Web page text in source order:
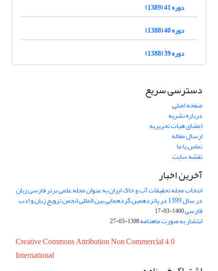
دوره 41 (1389)
دوره 40 (1388)
دوره 39 (1388)
دسترسی سریع
صفحه اصلی
درباره نشریه
اعضای هیات تحریریه
ارسال مقاله
تماس با ما
نقشه سایت
آخرین اخبار
انتخاب مجله تحقیقات آب و خاک ایران به عنوان مجله علمی برتر فارسی زبان
در سال 1399 در پانزدهمین گردهمایی بین المللی انجمن ترویج زبان و ادب
فارسی1400-03-17
انتشار به صورت ماهنامه1398-03-27
Creative Commons Attribution Non Commercial 4.0
International